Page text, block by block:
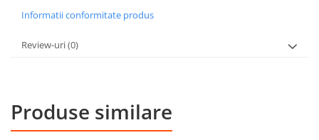
Informatii conformitate produs
Review-uri(0)
Produse similare